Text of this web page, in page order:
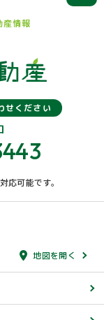
産情報
せください
可能です。
地図を開く